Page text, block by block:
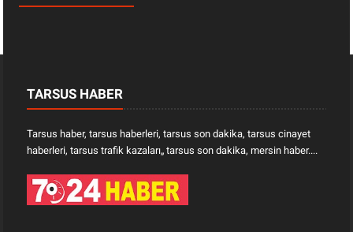
TARSUS HABER
Tarsus haber, tarsus haberleri, tarsus son dakika, tarsus cinayet
haberleri, tarsus trafik kazaları„ tarsus son dakika, mersin haber....